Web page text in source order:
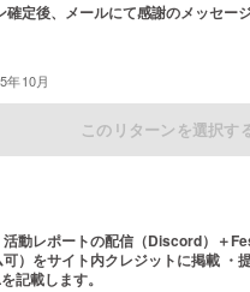
年10月
このリターンを選択す
動レポートの配信（Discord）＋
イト内クレジットに掲載 ・提供方法：メー
記載します。